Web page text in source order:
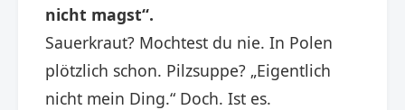
nicht magst“.
Sauerkraut? Mochtest du nie. In Polen
plötzlich schon. Pilzsuppe? „Eigentlich
nicht mein Ding.“ Doch. Ist es.